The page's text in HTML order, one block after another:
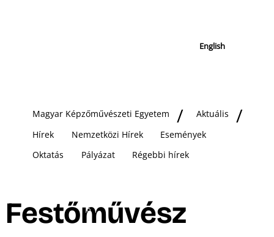
English
Magyar Képzőművészeti Egyetem
Aktuális
Hírek
Nemzetközi Hírek
Események
Oktatás
Pályázat Régebbi hírek
Festőművész